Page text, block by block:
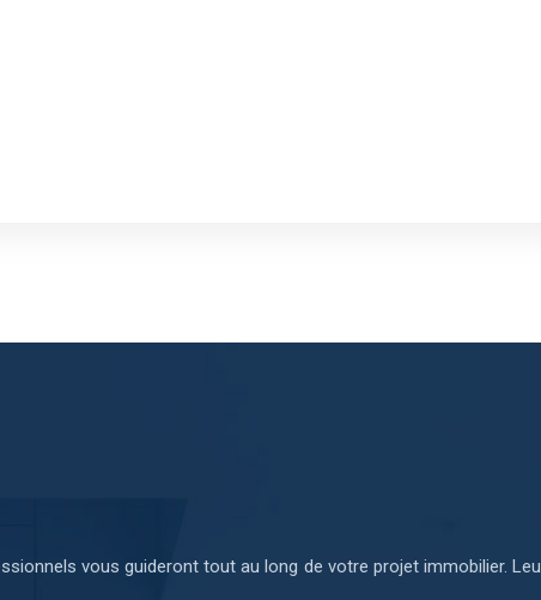
vous guideront tout au long de votre projet immobilier.